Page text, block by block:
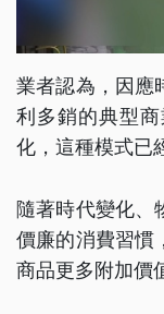
業者認為，因應
利多銷的典型
化，這種模式已
隨著時代變化、
價廉的消費習慣
商品更多附加價